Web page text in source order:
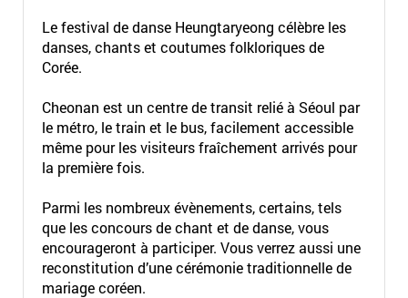
Le festival de danse Heungtaryeong célèbre les
danses, chants et coutumes folkloriques de
Corée.
Cheonan est un centre de transit relié à Séoul par
le métro, le train et le bus, facilement accessible
même pour les visiteurs fraîchement arrivés pour
la première fois.
Parmi les nombreux évènements, certains, tels
que les concours de chant et de danse, vous
encourageront à participer. Vous verrez aussi une
reconstitution d’une cérémonie traditionnelle de
mariage coréen.